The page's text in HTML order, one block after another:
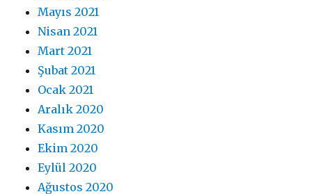
Mayıs 2021
Nisan 2021
Mart 2021
Şubat 2021
Ocak 2021
Aralık 2020
Kasım 2020
Ekim 2020
Eylül 2020
Ağustos 2020